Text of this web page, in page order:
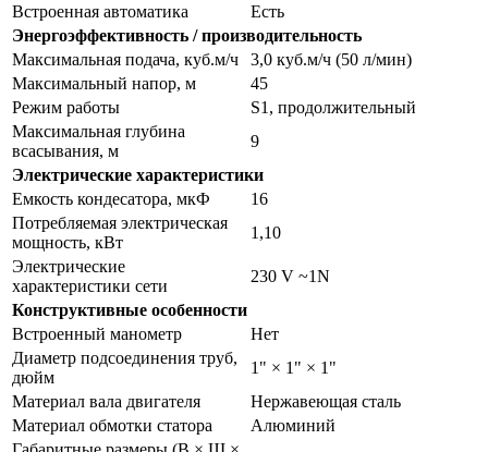
Встроенная автоматика
Есть
Энергоэффективность / производительность
Максимальная подача, куб.м/ч
3,0 куб.м/ч (50 л/мин)
Максимальный напор, м
45
Режим работы
S1, продолжительный
Максимальная глубина
всасывания, м
9
Электрические характеристики
Емкость кондесатора, мкФ
16
Потребляемая электрическая
мощность, кВт
1,10
Электрические
характеристики сети
230 V ~1N
Конструктивные особенности
Встроенный манометр
Нет
Диаметр подсоединения труб,
дюйм
1" × 1" × 1"
Материал вала двигателя
Нержавеющая сталь
Материал обмотки статора
Алюминий